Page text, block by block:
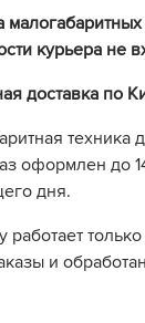
курьера не
доставка по
техника
оформлен до
дня.
работает
и